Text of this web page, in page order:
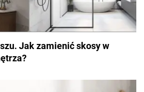
Jak zamienić skosy w